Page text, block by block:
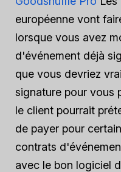
européenne vont
lorsque vous avez
d'événement déjà
que vous devriez
signature pour vous
le client pourrait
de payer pour
contrats
avec le bon logiciel